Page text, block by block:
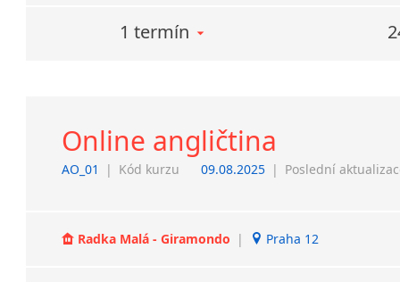
1 termín
Online angličtina
AO_01 | Kód kurzu 09.08.2025 | Poslední
Radka Malá - Giramondo | Praha 12